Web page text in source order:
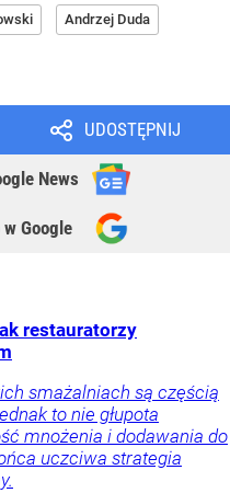
Andrzej Duda
UDOSTĘPNIJ
News
w Google
restauratorzy
smażalniach są częścią
to nie głupota
mnożenia i dodawania do
uczciwa strategia